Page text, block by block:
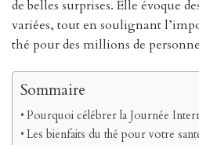
de belles surprises. Elle évoque
variées, tout en soulignant
thé pour des millions de
Sommaire
Pourquoi célébrer la Journée
Les bienfaits du thé pour votre